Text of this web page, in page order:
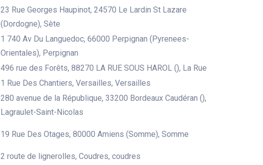
23 Rue Georges Haupinot, 24570 Le Lardin St Lazare
(Dordogne), Sète
1 740 Av Du Languedoc, 66000 Perpignan (Pyrenees-
Orientales), Perpignan
496 rue des Forêts, 88270 LA RUE SOUS HAROL (), La Rue
1 Rue Des Chantiers, Versailles, Versailles
280 avenue de la République, 33200 Bordeaux Caudéran (),
Lagraulet-Saint-Nicolas
19 Rue Des Otages, 80000 Amiens (Somme), Somme
2 route de lignerolles, Coudres, coudres